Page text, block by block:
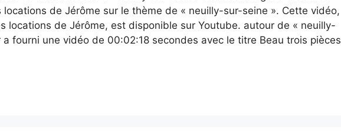
locations de Jérôme sur le thème de « neuilly-sur-seine ». Cette vidéo,
locations de Jérôme, est disponible sur Youtube. autour de « neuilly-
a fourni une vidéo de 00:02:18 secondes avec le titre Beau trois pièces